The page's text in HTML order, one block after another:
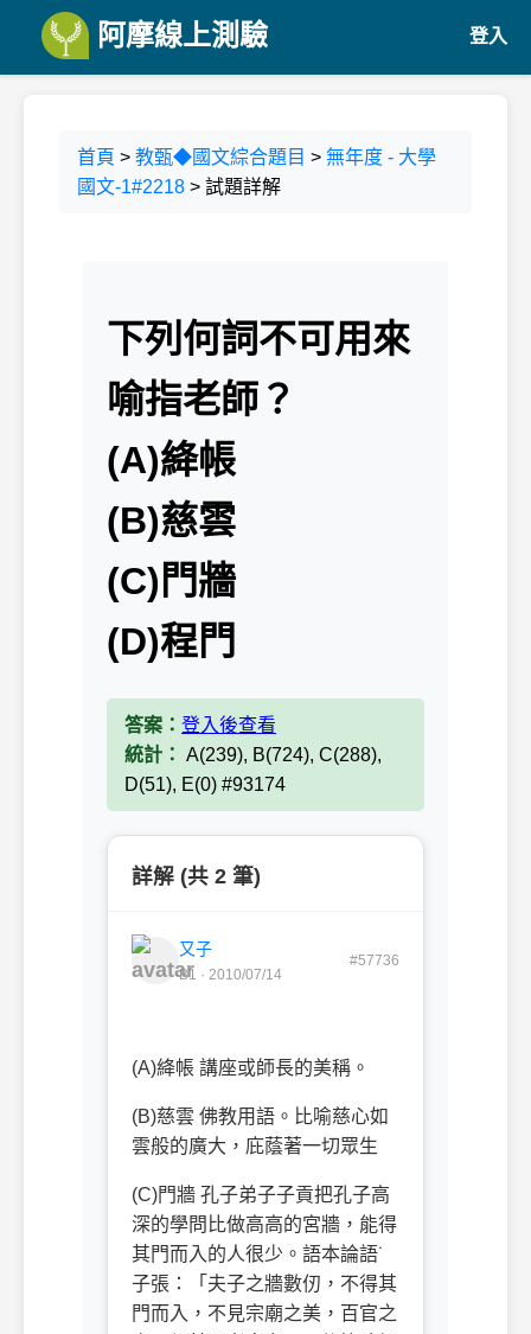
阿摩線上測驗 登入
首頁 > 教甄◆國文綜合題目 > 無年度 - 大學
國文-1#2218 > 試題詳解
下列何詞不可用來
喻指老師？
(A)絳帳
(B)慈雲
(C)門牆
(D)程門
答案： 登入後查看
統計： A(239), B(724), C(288),
D(51), E(0) #93174
詳解 (共 2 筆)
又子
B1 · 2010/07/14
#57736
(A)絳帳 講座或師長的美稱。
(B)慈雲 佛教用語。比喻慈心如
雲般的廣大，庇蔭著一切眾生
(C)門牆 孔子弟子子貢把孔子高
深的學問比做高高的宮牆，能得
其門而入的人很少。語本論語˙
子張：「夫子之牆數仞，不得其
門而入，不見宗廟之美，百官之